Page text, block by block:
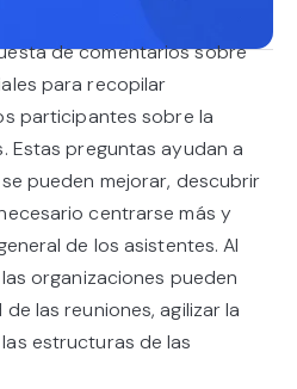
de comentarios sobre
para recopilar
participantes sobre la
Estas preguntas ayudan a
pueden mejorar, descubrir
centrarse más y
de los asistentes. Al
organizaciones pueden
las reuniones, agilizar la
estructuras de las